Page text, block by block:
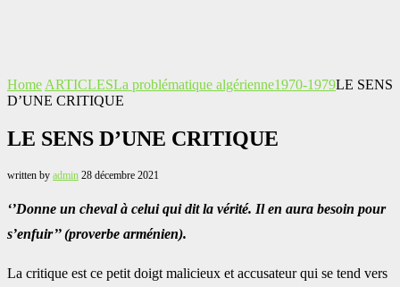
Home ARTICLESLa problématique algérienne1970-1979LE SENS
D’UNE CRITIQUE
LE SENS D’UNE CRITIQUE
written by admin 28 décembre 2021
‘’Donne un cheval à celui qui dit la vérité. Il en aura besoin pour
s’enfuir’’ (proverbe arménien).
La critique est ce petit doigt malicieux et accusateur qui se tend vers